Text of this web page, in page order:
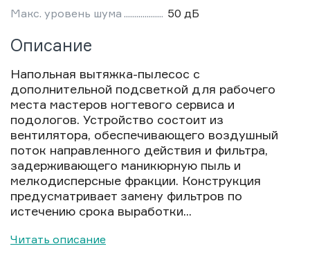
Макс. уровень шума
50 дБ
Описание
Напольная вытяжка-пылесос с
дополнительной подсветкой для рабочего
места мастеров ногтевого сервиса и
подологов. Устройство состоит из
вентилятора, обеспечивающего воздушный
поток направленного действия и фильтра,
задерживающего маникюрную пыль и
мелкодисперсные фракции. Конструкция
предусматривает замену фильтров по
истечению срока выработки...
Читать описание